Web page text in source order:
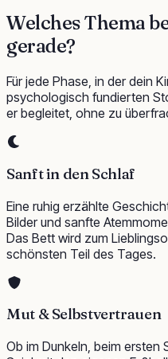
Welches Thema
gerade?
Für jede Phase, in der dein
psychologisch fundierten
er begleitet, ohne zu
Sanft in den Schlaf
Eine ruhig erzählte
Bilder und sanfte
Das Bett wird zum
schönsten Teil des Tages.
Mut & Selbstvertrauen
Ob im Dunkeln, beim ersten